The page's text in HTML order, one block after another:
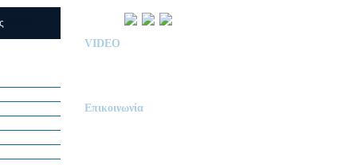
VIDEO
Επικοινωνία